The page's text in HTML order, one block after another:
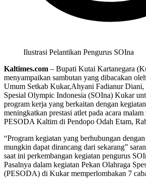
Ilustrasi Pelantikan Pengurus SOIna
Kaltimes.com – Bupati Kutai Kartanegara
menyampaikan sambutan yang dibacakan
Umum Setkab Kukar,Ahyani Fadianur Diani,
Spesial Olympic Indonesia (SOIna) Kukar
program kerja yang berkaitan dengan
meningkatkan prestasi atlet pada acara malam
PESODA Kaltim di Pendopo Odah Etam,
“Program kegiatan yang berhubungan
mungkin dapat dirancang dari sekarang”
saat ini perkembangan kegiatan pengurus
Pasalnya dalam kegiatan Pekan Olahraga
(PESODA) di Kukar memperlombakan 7